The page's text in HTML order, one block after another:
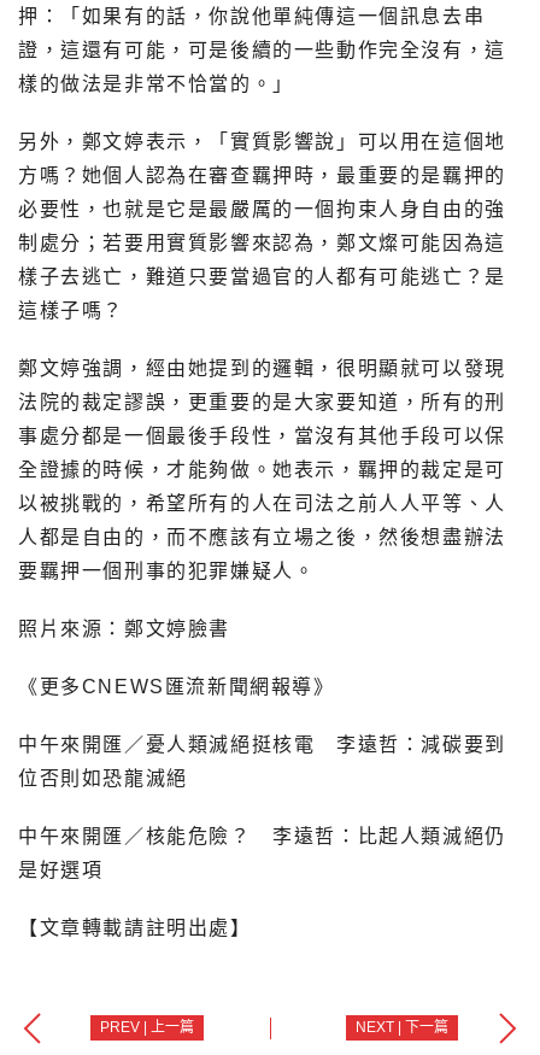
押：「如果有的話，你說他單純傳這一個訊息去串
證，這還有可能，可是後續的一些動作完全沒有，這
樣的做法是非常不恰當的。」
另外，鄭文婷表示，「實質影響說」可以用在這個地
方嗎？她個人認為在審查羈押時，最重要的是羈押的
必要性，也就是它是最嚴厲的一個拘束人身自由的強
制處分；若要用實質影響來認為，鄭文燦可能因為這
樣子去逃亡，難道只要當過官的人都有可能逃亡？是
這樣子嗎？
鄭文婷強調，經由她提到的邏輯，很明顯就可以發現
法院的裁定謬誤，更重要的是大家要知道，所有的刑
事處分都是一個最後手段性，當沒有其他手段可以保
全證據的時候，才能夠做。她表示，羈押的裁定是可
以被挑戰的，希望所有的人在司法之前人人平等、人
人都是自由的，而不應該有立場之後，然後想盡辦法
要羈押一個刑事的犯罪嫌疑人。
照片來源：鄭文婷臉書
《更多CNEWS匯流新聞網報導》
中午來開匯／憂人類滅絕挺核電 李遠哲：減碳要到
位否則如恐龍滅絕
中午來開匯／核能危險？ 李遠哲：比起人類滅絕仍
是好選項
【文章轉載請註明出處】
PREV | 上一篇 NEXT | 下一篇